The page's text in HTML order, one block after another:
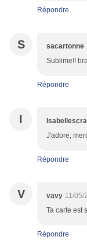
Répondre
S sacartonne
Sublime!!
Répondre
I
J'adore;
Répondre
V vavy 11/05/
Ta carte est
Répondre